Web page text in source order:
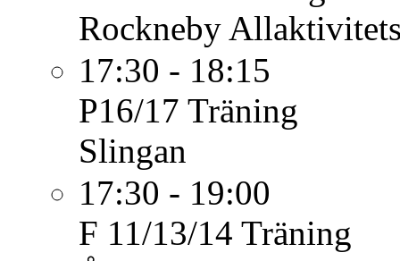
Rockneby
17:30 - 18:15
P16/17 Träning
Slingan
17:30 - 19:00
F 11/13/14 Träning